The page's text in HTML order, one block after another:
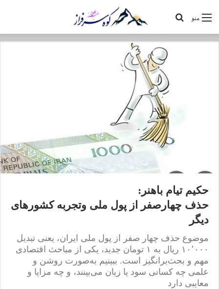
منو
حکیم تیام باهنر:
حذف چهارصفر از پول ملی وتجربه کشورهای
دیگر
موضوع حذف چهار صفر از پول ملی ایران، یعنی تبدیل
۱۰٬۰۰۰ ریال به ۱ تومان جدید، یکی از مباحث اقتصادی
مهم و بحث‌برانگیز است. ببینیم به‌صورت روشن و
علمی چه کسانی سود یا زیان می‌بینند، و چه مزایا و
معایبی دارد